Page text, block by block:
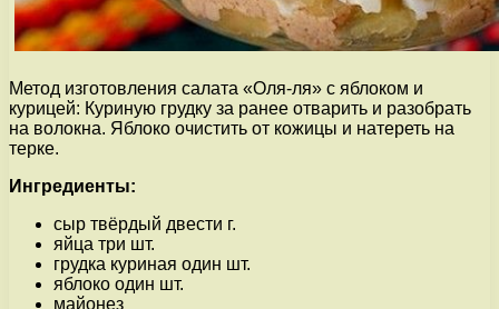
Метод изготовления салата «Оля-ля» с яблоком и
курицей: Куриную грудку за ранее отварить и разобрать
на волокна. Яблоко очистить от кожицы и натереть на
терке.
Ингредиенты:
сыр твёрдый двести г.
яйца три шт.
грудка куриная один шт.
яблоко один шт.
майонез